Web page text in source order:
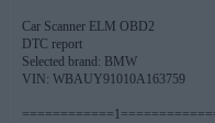
Car Scanner ELM OBD2
DTC report
Selected brand: BMW
VIN: WBAUY91010A163759